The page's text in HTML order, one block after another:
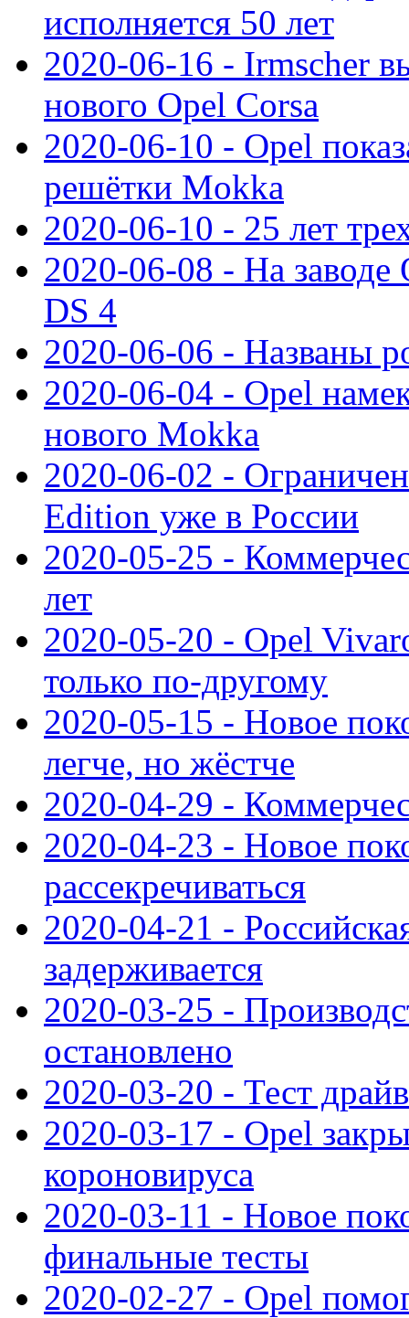
исполняется 50 лет
2020-06-16 - Irmscher
нового Opel Corsa
2020-06-10 - Opel
решётки Mokka
2020-06-10 - 25 лет
2020-06-08 - На заводе
DS 4
2020-06-06 - Названы
2020-06-04 - Opel
нового Mokka
2020-06-02 -
Edition уже в России
2020-05-25 -
лет
2020-05-20 - Opel
только по-другому
2020-05-15 - Новое
легче, но жёстче
2020-04-29 -
2020-04-23 - Новое
рассекречиваться
2020-04-21 -
задерживается
2020-03-25 -
остановлено
2020-03-20 - Тест
2020-03-17 - Opel
короновируса
2020-03-11 - Новое
финальные тесты
2020-02-27 - Opel